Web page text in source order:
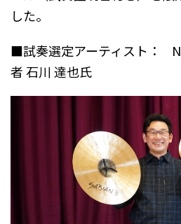
した。
■試奏選定アーティスト：
者 石川 達也氏